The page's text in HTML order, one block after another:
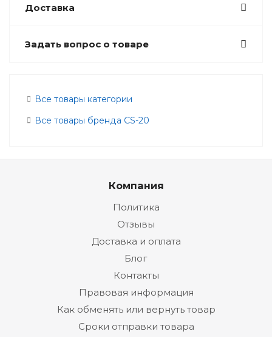
Доставка
Задать вопрос о товаре
Все товары категории
Все товары бренда CS-20
Компания
Политика
Отзывы
Доставка и оплата
Блог
Контакты
Правовая информация
Как обменять или вернуть товар
Сроки отправки товара